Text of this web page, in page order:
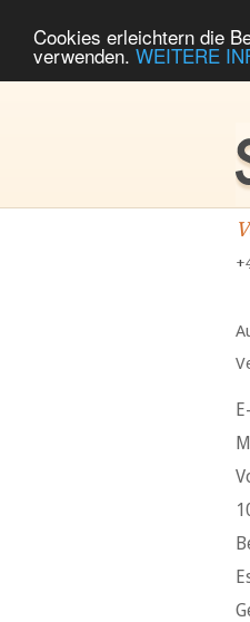
Cookies erleichtern die
verwenden. WEITERE